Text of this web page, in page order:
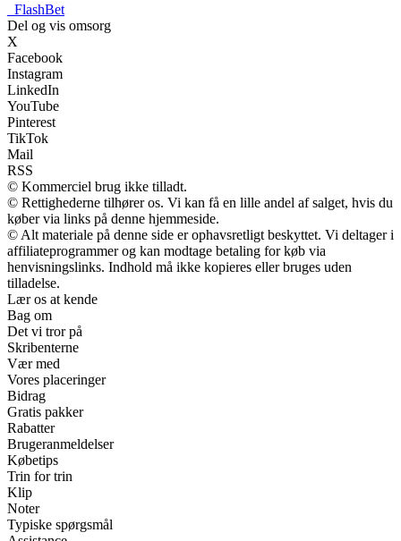
FlashBet
Del og vis omsorg
X
Facebook
Instagram
LinkedIn
YouTube
Pinterest
TikTok
Mail
RSS
© Kommerciel brug ikke tilladt.
© Rettighederne tilhører os. Vi kan få en lille andel af salget, hvis du
køber via links på denne hjemmeside.
© Alt materiale på denne side er ophavsretligt beskyttet. Vi deltager i
affiliateprogrammer og kan modtage betaling for køb via
henvisningslinks. Indhold må ikke kopieres eller bruges uden
tilladelse.
Lær os at kende
Bag om
Det vi tror på
Skribenterne
Vær med
Vores placeringer
Bidrag
Gratis pakker
Rabatter
Brugeranmeldelser
Købetips
Trin for trin
Klip
Noter
Typiske spørgsmål